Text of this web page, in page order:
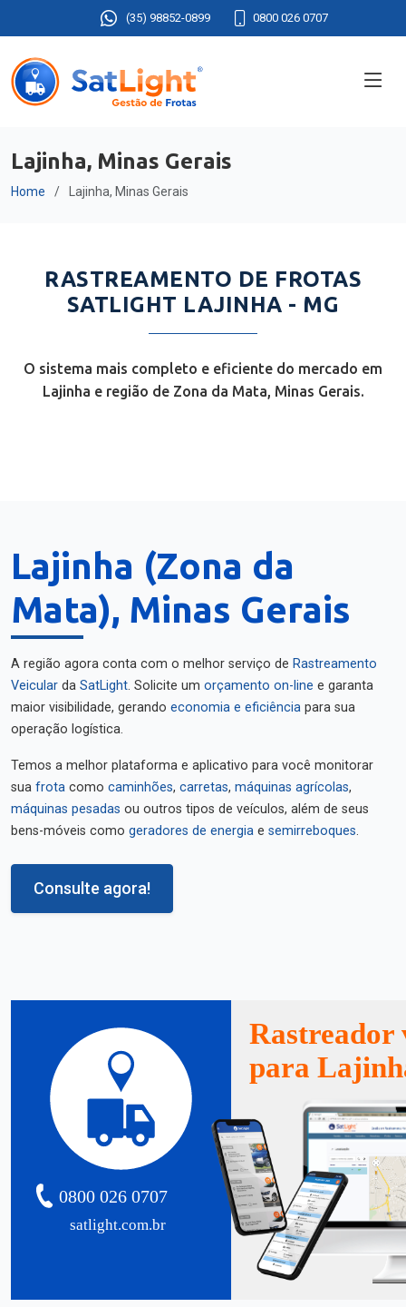
(35) 98852-0899 0800 026 0707
Lajinha, Minas Gerais
Home Lajinha, Minas Gerais
RASTREAMENTO DE FROTAS
SATLIGHT LAJINHA - MG
O sistema mais completo e eficiente do mercado em
Lajinha e região de Zona da Mata, Minas Gerais.
Lajinha (Zona da
Mata), Minas Gerais
A região agora conta com o melhor serviço de Rastreamento
Veicular da SatLight. Solicite um orçamento on-line e garanta
maior visibilidade, gerando economia e eficiência para sua
operação logística.
Temos a melhor plataforma e aplicativo para você monitorar
sua frota como caminhões, carretas, máquinas agrícolas,
máquinas pesadas ou outros tipos de veículos, além de seus
bens-móveis como geradores de energia e semirreboques.
Consulte agora!
satlight.com.br
0800 026 0707
Rastreador
para